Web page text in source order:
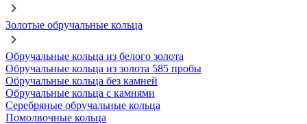
Золотые обручальные кольца
Обручальные кольца из белого золота
Обручальные кольца из золота 585 пробы
Обручальные кольца без камней
Обручальные кольца с камнями
Серебряные обручальные кольца
Помолвочные кольца